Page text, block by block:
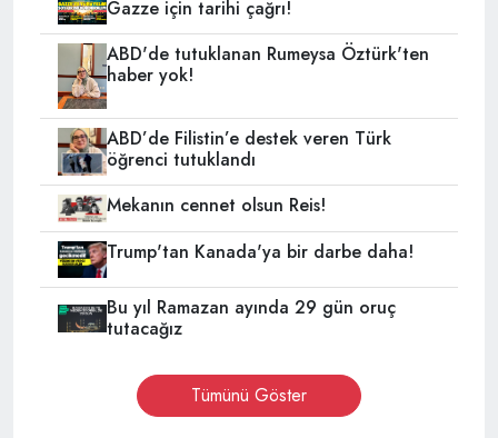
Gazze için tarihi çağrı!
ABD'de tutuklanan Rumeysa Öztürk'ten
haber yok!
ABD’de Filistin’e destek veren Türk
öğrenci tutuklandı
Mekanın cennet olsun Reis!
Trump'tan Kanada'ya bir darbe daha!
Bu yıl Ramazan ayında 29 gün oruç
tutacağız
Tümünü Göster